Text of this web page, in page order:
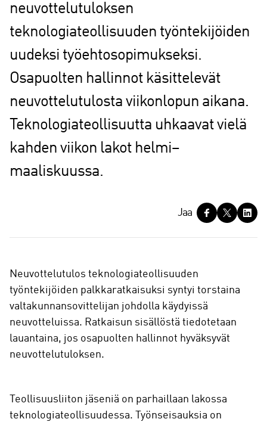
neuvottelutuloksen
teknologiateollisuuden työntekijöiden
uudeksi työehtosopimukseksi.
Osapuolten hallinnot käsittelevät
neuvottelutulosta viikonlopun aikana.
Teknologiateollisuutta uhkaavat vielä
kahden viikon lakot helmi–
maaliskuussa.
a
Jaa
Neuvottelutulos teknologiateollisuuden
työntekijöiden palkkaratkaisuksi syntyi torstaina
valtakunnansovittelijan johdolla käydyissä
neuvotteluissa. Ratkaisun sisällöstä tiedotetaan
lauantaina, jos osapuolten hallinnot hyväksyvät
neuvottelutuloksen.
Teollisuusliiton jäseniä on parhaillaan lakossa
teknologiateollisuudessa. Työnseisauksia on